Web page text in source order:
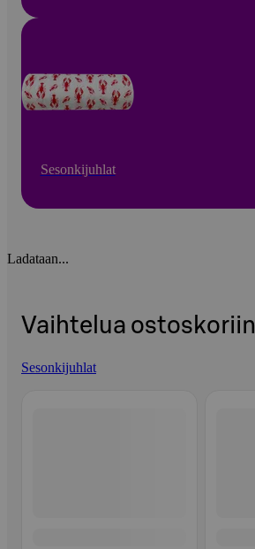
Sesonkijuhlat
Ladataan...
Vaihtelua ostoskoriin
Sesonkijuhlat